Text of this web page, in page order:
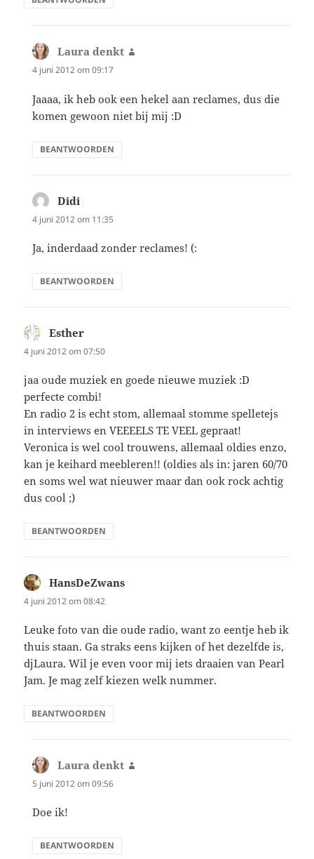
Laura denkt
4 juni 2012 om 09:17
Jaaaa, ik heb ook een hekel aan reclames, dus die
komen gewoon niet bij mij :D
BEANTWOORDEN
Didi
4 juni 2012 om 11:35
Ja, inderdaad zonder reclames! (:
BEANTWOORDEN
Esther
4 juni 2012 om 07:50
jaa oude muziek en goede nieuwe muziek :D
perfecte combi!
En radio 2 is echt stom, allemaal stomme spelletejs
in interviews en VEEEELS TE VEEL gepraat!
Veronica is wel cool trouwens, allemaal oldies enzo,
kan je keihard meebleren!! (oldies als in: jaren 60/70
en soms wel wat nieuwer maar dan ook rock achtig
dus cool ;)
BEANTWOORDEN
HansDeZwans
4 juni 2012 om 08:42
Leuke foto van die oude radio, want zo eentje heb ik
thuis staan. Ga straks eens kijken of het dezelfde is,
djLaura. Wil je even voor mij iets draaien van Pearl
Jam. Je mag zelf kiezen welk nummer.
BEANTWOORDEN
Laura denkt
5 juni 2012 om 09:56
Doe ik!
BEANTWOORDEN